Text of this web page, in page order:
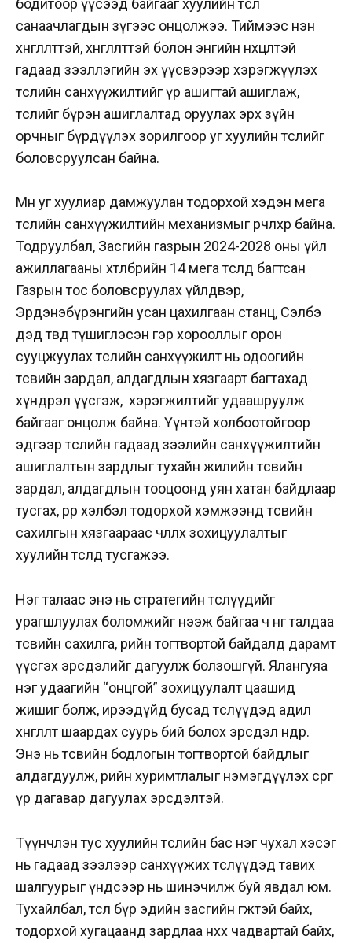
санаачлагдын зүгээс онцолжээ. Тиймээс нэн
хөнгөлөлттэй, хөнгөлөлттэй болон энгийн нөхцөлтэй
гадаад зээллэгийн эх үүсвэрээр хэрэгжүүлэх
төслийн санхүүжилтийг үр ашигтай ашиглаж,
төслийг бүрэн ашиглалтад оруулах эрх зүйн
орчныг бүрдүүлэх зорилгоор уг хуулийн төслийг
боловсруулсан байна.
Мөн уг хуулиар дамжуулан тодорхой хэдэн мега
төслийн санхүүжилтийн механизмыг өөрчлөхөөр байна.
Тодруулбал, Засгийн газрын 2024-2028 оны үйл
ажиллагааны хөтөлбөрийн 14 мега төсөлд багтсан
Газрын тос боловсруулах үйлдвэр,
Эрдэнэбүрэнгийн усан цахилгаан станц, Сэлбэ
дэд төвд түшиглэсэн гэр хорооллыг орон
сууцжуулах төслийн санхүүжилт нь одоогийн
төсвийн зардал, алдагдлын хязгаарт багтахад
хүндрэл үүсгэж, хэрэгжилтийг удаашруулж
байгааг онцолж байна. Үүнтэй холбоотойгоор
эдгээр төслийн гадаад зээлийн санхүүжилтийн
ашиглалтын зардлыг тухайн жилийн төсвийн
зардал, алдагдлын тооцоонд уян хатан байдлаар
тусгах, өөрөөр хэлбэл тодорхой хэмжээнд төсвийн
сахилгын хязгаараас чөлөөлөх зохицуулалтыг
хуулийн төсөлд тусгажээ.
Нэг талаас энэ нь стратегийн төслүүдийг
урагшлуулах боломжийг нээж байгаа ч нөгөө талдаа
төсвийн сахилга, өрийн тогтвортой байдалд дарамт
үүсгэх эрсдэлийг дагуулж болзошгүй. Ялангуяа
нэг удаагийн “онцгой” зохицуулалт цаашид
жишиг болж, ирээдүйд бусад төслүүдэд адил
хөнгөлөлт шаардах суурь бий болох эрсдэл өндөр.
Энэ нь төсвийн бодлогын тогтвортой байдлыг
алдагдуулж, өрийн хуримтлалыг нэмэгдүүлэх сөрөг
үр дагавар дагуулах эрсдэлтэй.
Түүнчлэн тус хуулийн төслийн бас нэг чухал хэсэг
нь гадаад зээлээр санхүүжих төслүүдэд тавих
шалгуурыг үндсээр нь шинэчилж буй явдал юм.
Тухайлбал, төсөл бүр эдийн засгийн өгөөжтэй байх,
тодорхой хугацаанд зардлаа нөхөх чадвартай байх,